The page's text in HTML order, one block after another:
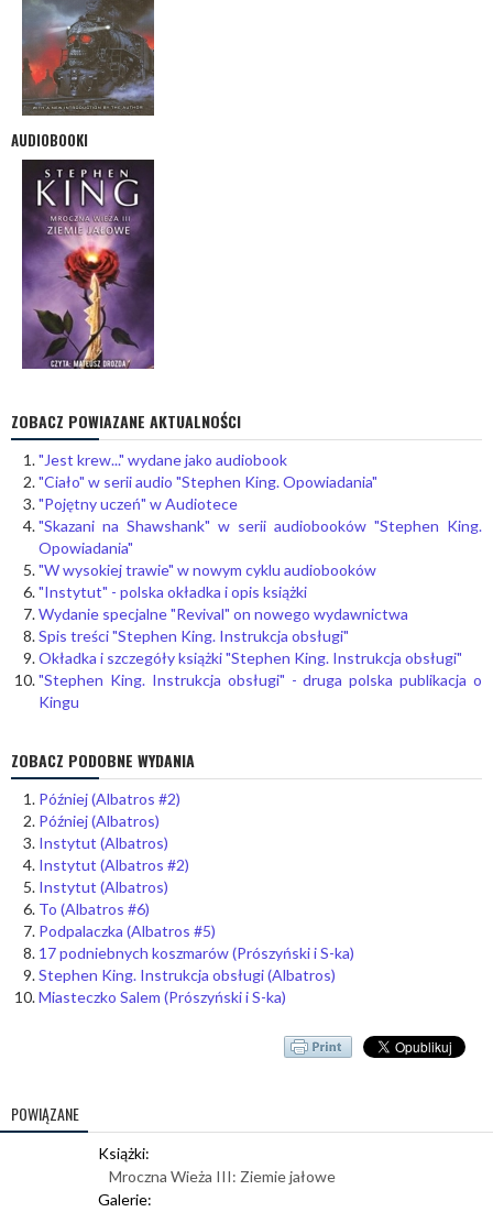
AUDIOBOOKI
ZOBACZ POWIAZANE AKTUALNOŚCI
"Jest krew..." wydane jako audiobook
"Ciało" w serii audio "Stephen King. Opowiadania"
"Pojętny uczeń" w Audiotece
"Skazani na Shawshank" w serii audiobooków "Stephen King.
Opowiadania"
"W wysokiej trawie" w nowym cyklu audiobooków
"Instytut" - polska okładka i opis książki
Wydanie specjalne "Revival" on nowego wydawnictwa
Spis treści "Stephen King. Instrukcja obsługi"
Okładka i szczegóły książki "Stephen King. Instrukcja obsługi"
"Stephen King. Instrukcja obsługi" - druga polska publikacja o
Kingu
ZOBACZ PODOBNE WYDANIA
Później (Albatros #2)
Później (Albatros)
Instytut (Albatros)
Instytut (Albatros #2)
Instytut (Albatros)
To (Albatros #6)
Podpalaczka (Albatros #5)
17 podniebnych koszmarów (Prószyński i S-ka)
Stephen King. Instrukcja obsługi (Albatros)
Miasteczko Salem (Prószyński i S-ka)
POWIĄZANE
Książki:
Mroczna Wieża III: Ziemie jałowe
Galerie: